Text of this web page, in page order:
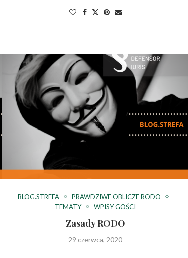
BLOG.STREFA
PRAWDZIWE OBLICZE RODO
TEMATY
WPISY GOŚCI
Zasady RODO
29 czerwca, 2020